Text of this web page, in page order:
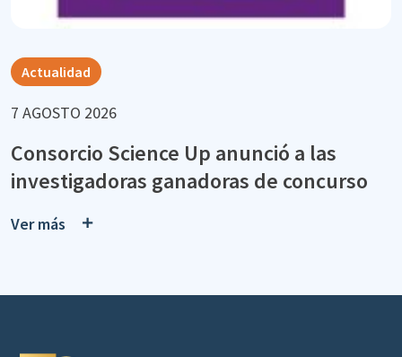
Actualidad
7 AGOSTO 2026
Consorcio Science Up anunció a las
investigadoras ganadoras de concurso
Ver más